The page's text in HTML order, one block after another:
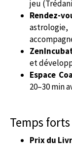
jeu
Rendez-
et
Espace
20–30 min
Temps forts
Prix du